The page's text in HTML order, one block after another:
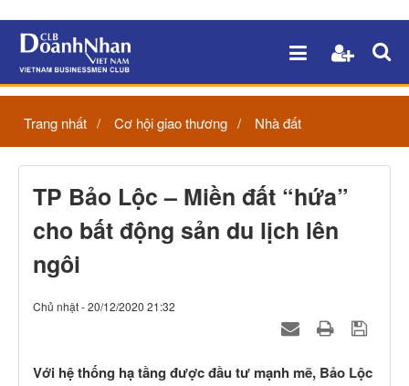
Trang nhất Cơ hội giao thương Nhà đất
TP Bảo Lộc – Miền đất “hứa”
cho bất động sản du lịch lên
ngôi
Chủ nhật - 20/12/2020 21:32
Với hệ thống hạ tầng được đầu tư mạnh mẽ, Bảo Lộc